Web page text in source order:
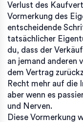
Verlust des
Vormerkung des
entscheidende
tatsächlicher
du, dass der
an jemand anderen
dem Vertrag
Recht mehr auf die
aber wenn es
und Nerven.
Diese Vormerkung